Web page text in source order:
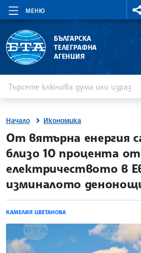
МЕНЮ
БЪЛГАРСКА
ТЕЛЕГРАФНА
АГЕНЦИЯ
Начало Икономика
site.bta
От вятърна енергия
близо 10 процента от
електричеството в
изминалото
КАМЕЛИЯ ЦВЕТАНОВА